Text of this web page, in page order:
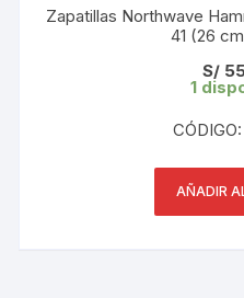
Zapatillas Northwave
41 (26
S/
1
AÑADIR